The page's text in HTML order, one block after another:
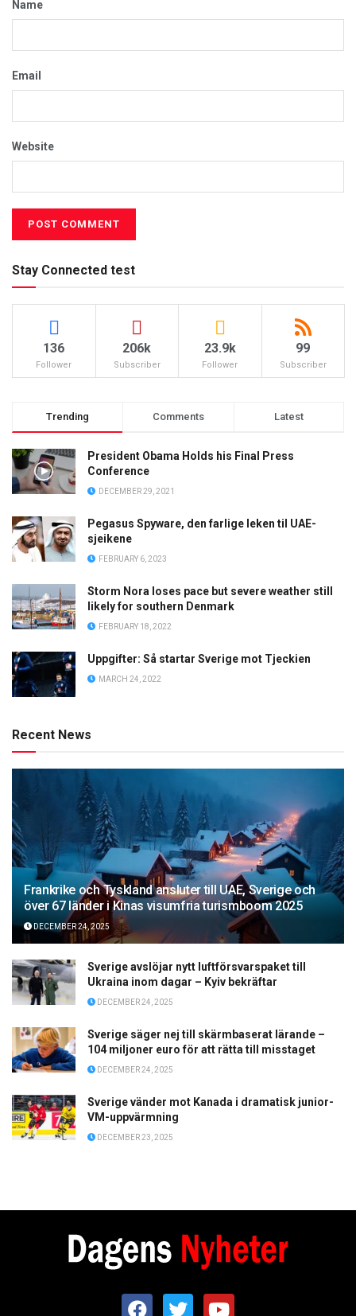
Name
Email
Website
Stay Connected test
136
Follower
206k
Subscriber
23.9k
Follower
99
Subscriber
Trending Comments Latest
President Obama Holds his Final Press
Conference
DECEMBER 29, 2021
Pegasus Spyware, den farlige leken til UAE-
sjeikene
FEBRUARY 6, 2023
Storm Nora loses pace but severe weather still
likely for southern Denmark
FEBRUARY 18, 2022
Uppgifter: Så startar Sverige mot Tjeckien
MARCH 24, 2022
Recent News
Frankrike och Tyskland ansluter till UAE, Sverige och
över 67 länder i Kinas visumfria turismboom 2025
DECEMBER 24, 2025
Sverige avslöjar nytt luftförsvarspaket till
Ukraina inom dagar – Kyiv bekräftar
DECEMBER 24, 2025
Sverige säger nej till skärmbaserat lärande –
104 miljoner euro för att rätta till misstaget
DECEMBER 24, 2025
Sverige vänder mot Kanada i dramatisk junior-
VM-uppvärmning
DECEMBER 23, 2025